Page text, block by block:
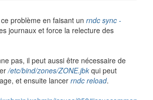
problème en faisant un rndc sync -
journaux et force la relecture des
pas, il peut aussi être nécessaire de
/etc/bind/zones/ZONE.jbk qui peut
et ensuite lancer rndc reload.